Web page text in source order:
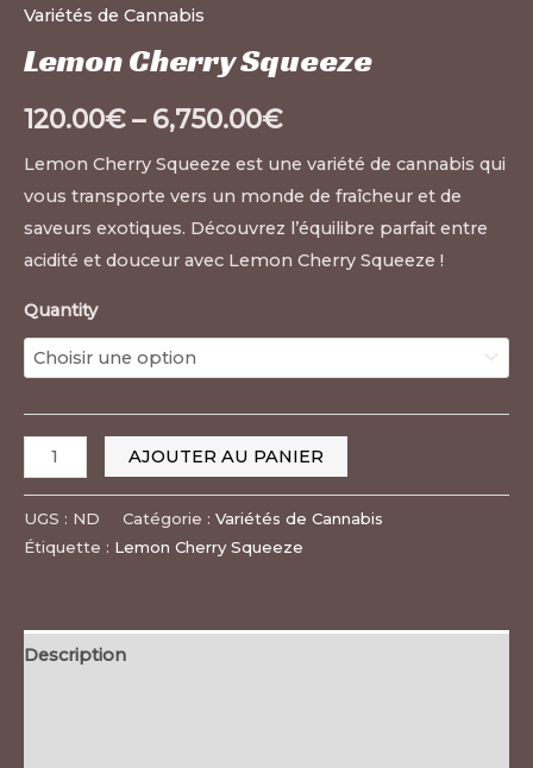
Variétés de Cannabis
Lemon Cherry Squeeze
120.00€– 6,750.00€
Lemon Cherry Squeeze est une variété de cannabis qui
vous transporte vers un monde de fraîcheur et de
saveurs exotiques. Découvrez l’équilibre parfait entre
acidité et douceur avec Lemon Cherry Squeeze !
Quantity
AJOUTER AU PANIER
UGS : ND Catégorie : Variétés de Cannabis
Étiquette : Lemon Cherry Squeeze
Description